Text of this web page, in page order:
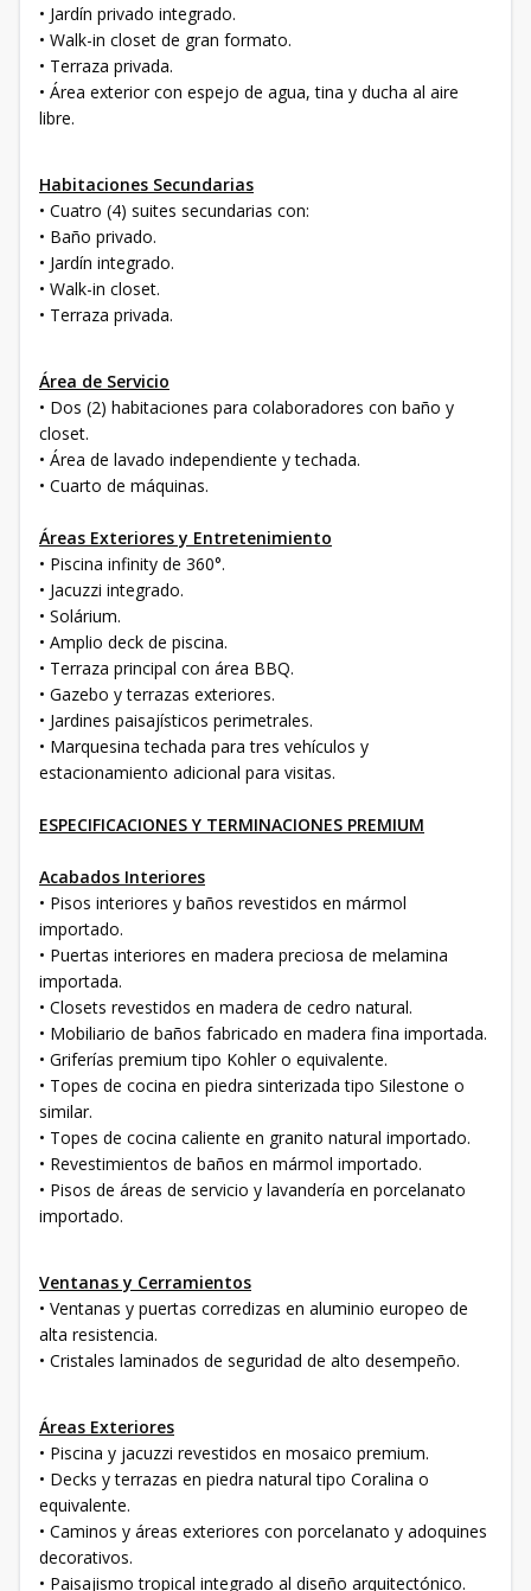
• Jardín privado integrado.
• Walk-in closet de gran formato.
• Terraza privada.
• Área exterior con espejo de agua, tina y ducha al aire
libre.
Habitaciones Secundarias
• Cuatro (4) suites secundarias con:
• Baño privado.
• Jardín integrado.
• Walk-in closet.
• Terraza privada.
Área de Servicio
• Dos (2) habitaciones para colaboradores con baño y
closet.
• Área de lavado independiente y techada.
• Cuarto de máquinas.
Áreas Exteriores y Entretenimiento
• Piscina infinity de 360°.
• Jacuzzi integrado.
• Solárium.
• Amplio deck de piscina.
• Terraza principal con área BBQ.
• Gazebo y terrazas exteriores.
• Jardines paisajísticos perimetrales.
• Marquesina techada para tres vehículos y
estacionamiento adicional para visitas.
ESPECIFICACIONES Y TERMINACIONES PREMIUM
Acabados Interiores
• Pisos interiores y baños revestidos en mármol
importado.
• Puertas interiores en madera preciosa de melamina
importada.
• Closets revestidos en madera de cedro natural.
• Mobiliario de baños fabricado en madera fina importada.
• Griferías premium tipo Kohler o equivalente.
• Topes de cocina en piedra sinterizada tipo Silestone o
similar.
• Topes de cocina caliente en granito natural importado.
• Revestimientos de baños en mármol importado.
• Pisos de áreas de servicio y lavandería en porcelanato
importado.
Ventanas y Cerramientos
• Ventanas y puertas corredizas en aluminio europeo de
alta resistencia.
• Cristales laminados de seguridad de alto desempeño.
Áreas Exteriores
• Piscina y jacuzzi revestidos en mosaico premium.
• Decks y terrazas en piedra natural tipo Coralina o
equivalente.
• Caminos y áreas exteriores con porcelanato y adoquines
decorativos.
• Paisajismo tropical integrado al diseño arquitectónico.